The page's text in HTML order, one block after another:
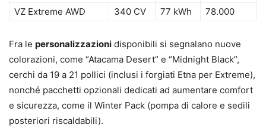
VZ Extreme AWD
340 CV 77 kWh 78.000
Fra le personalizzazioni disponibili si segnalano nuove
colorazioni, come “Atacama Desert” e “Midnight Black”,
cerchi da 19 a 21 pollici (inclusi i forgiati Etna per Extreme),
nonché pacchetti opzionali dedicati ad aumentare comfort
e sicurezza, come il Winter Pack (pompa di calore e sedili
posteriori riscaldabili).